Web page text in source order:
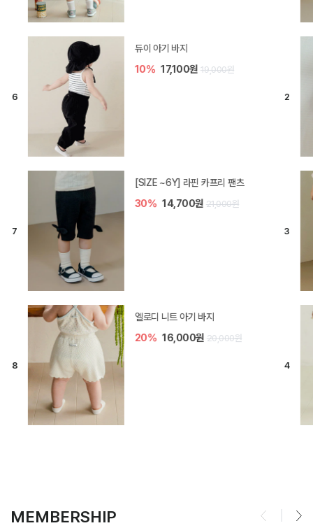
듀이 아기 바지
10% 17,100원 19,000원
[SIZE ~6Y] 라핀 카프리 팬츠
30% 14,700원 21,000원
엘로디 니트 아기 바지
20% 16,000원 20,000원
MEMBERSHIP